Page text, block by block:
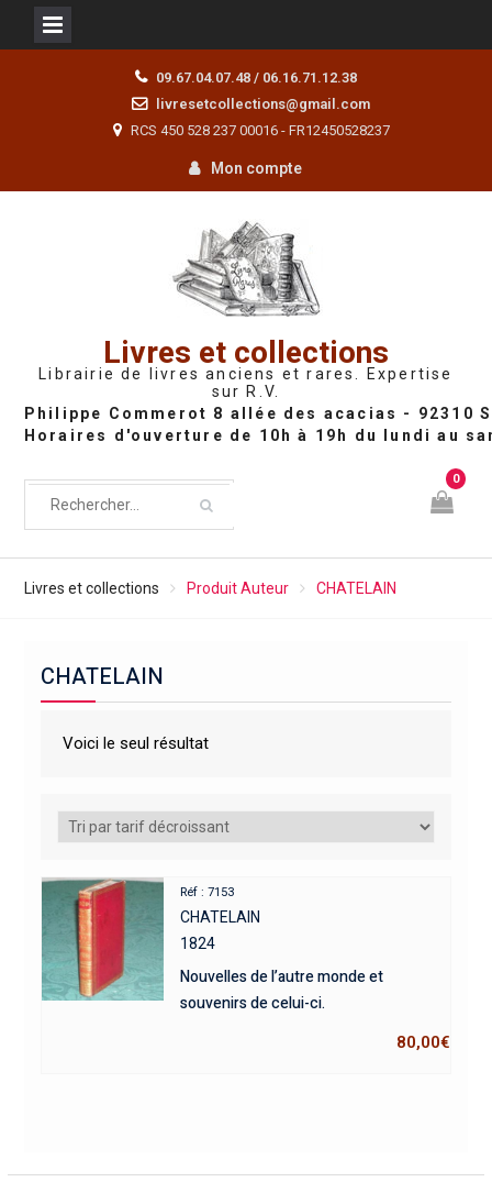
09.67.04.07.48 / 06.16.71.12.38
livresetcollections@gmail.com
RCS 450 528 237 00016 - FR12450528237
Mon compte
Livres et collections
Librairie de livres anciens et rares. Expertise
sur R.V.
0
Livres et collections Produit Auteur CHATELAIN
CHATELAIN
Voici le seul résultat
Réf : 7153
CHATELAIN
1824
Nouvelles de l’autre monde et
souvenirs de celui-ci.
80,00€